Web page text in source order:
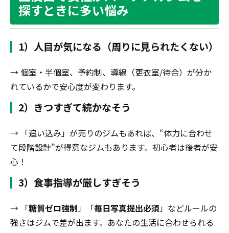
探すときに多い悩み
1）人目が気になる（周りに見られたくない）
→ 個室・半個室、予約制、導線（更衣室/待合）が分か
れているかで安心度が変わります。
2）きつすぎて続かなそう
→ 「追い込み」が売りのジムもあれば、“体力に合わせ
て段階設計”が得意なジムもあります。初心者は後者が安
心！
3）食事指導が厳しすぎそう
→ 「糖質ゼロ強制」「毎日写真提出必須」などルールの
強さはジムで差が出ます。あなたの生活に合わせられる